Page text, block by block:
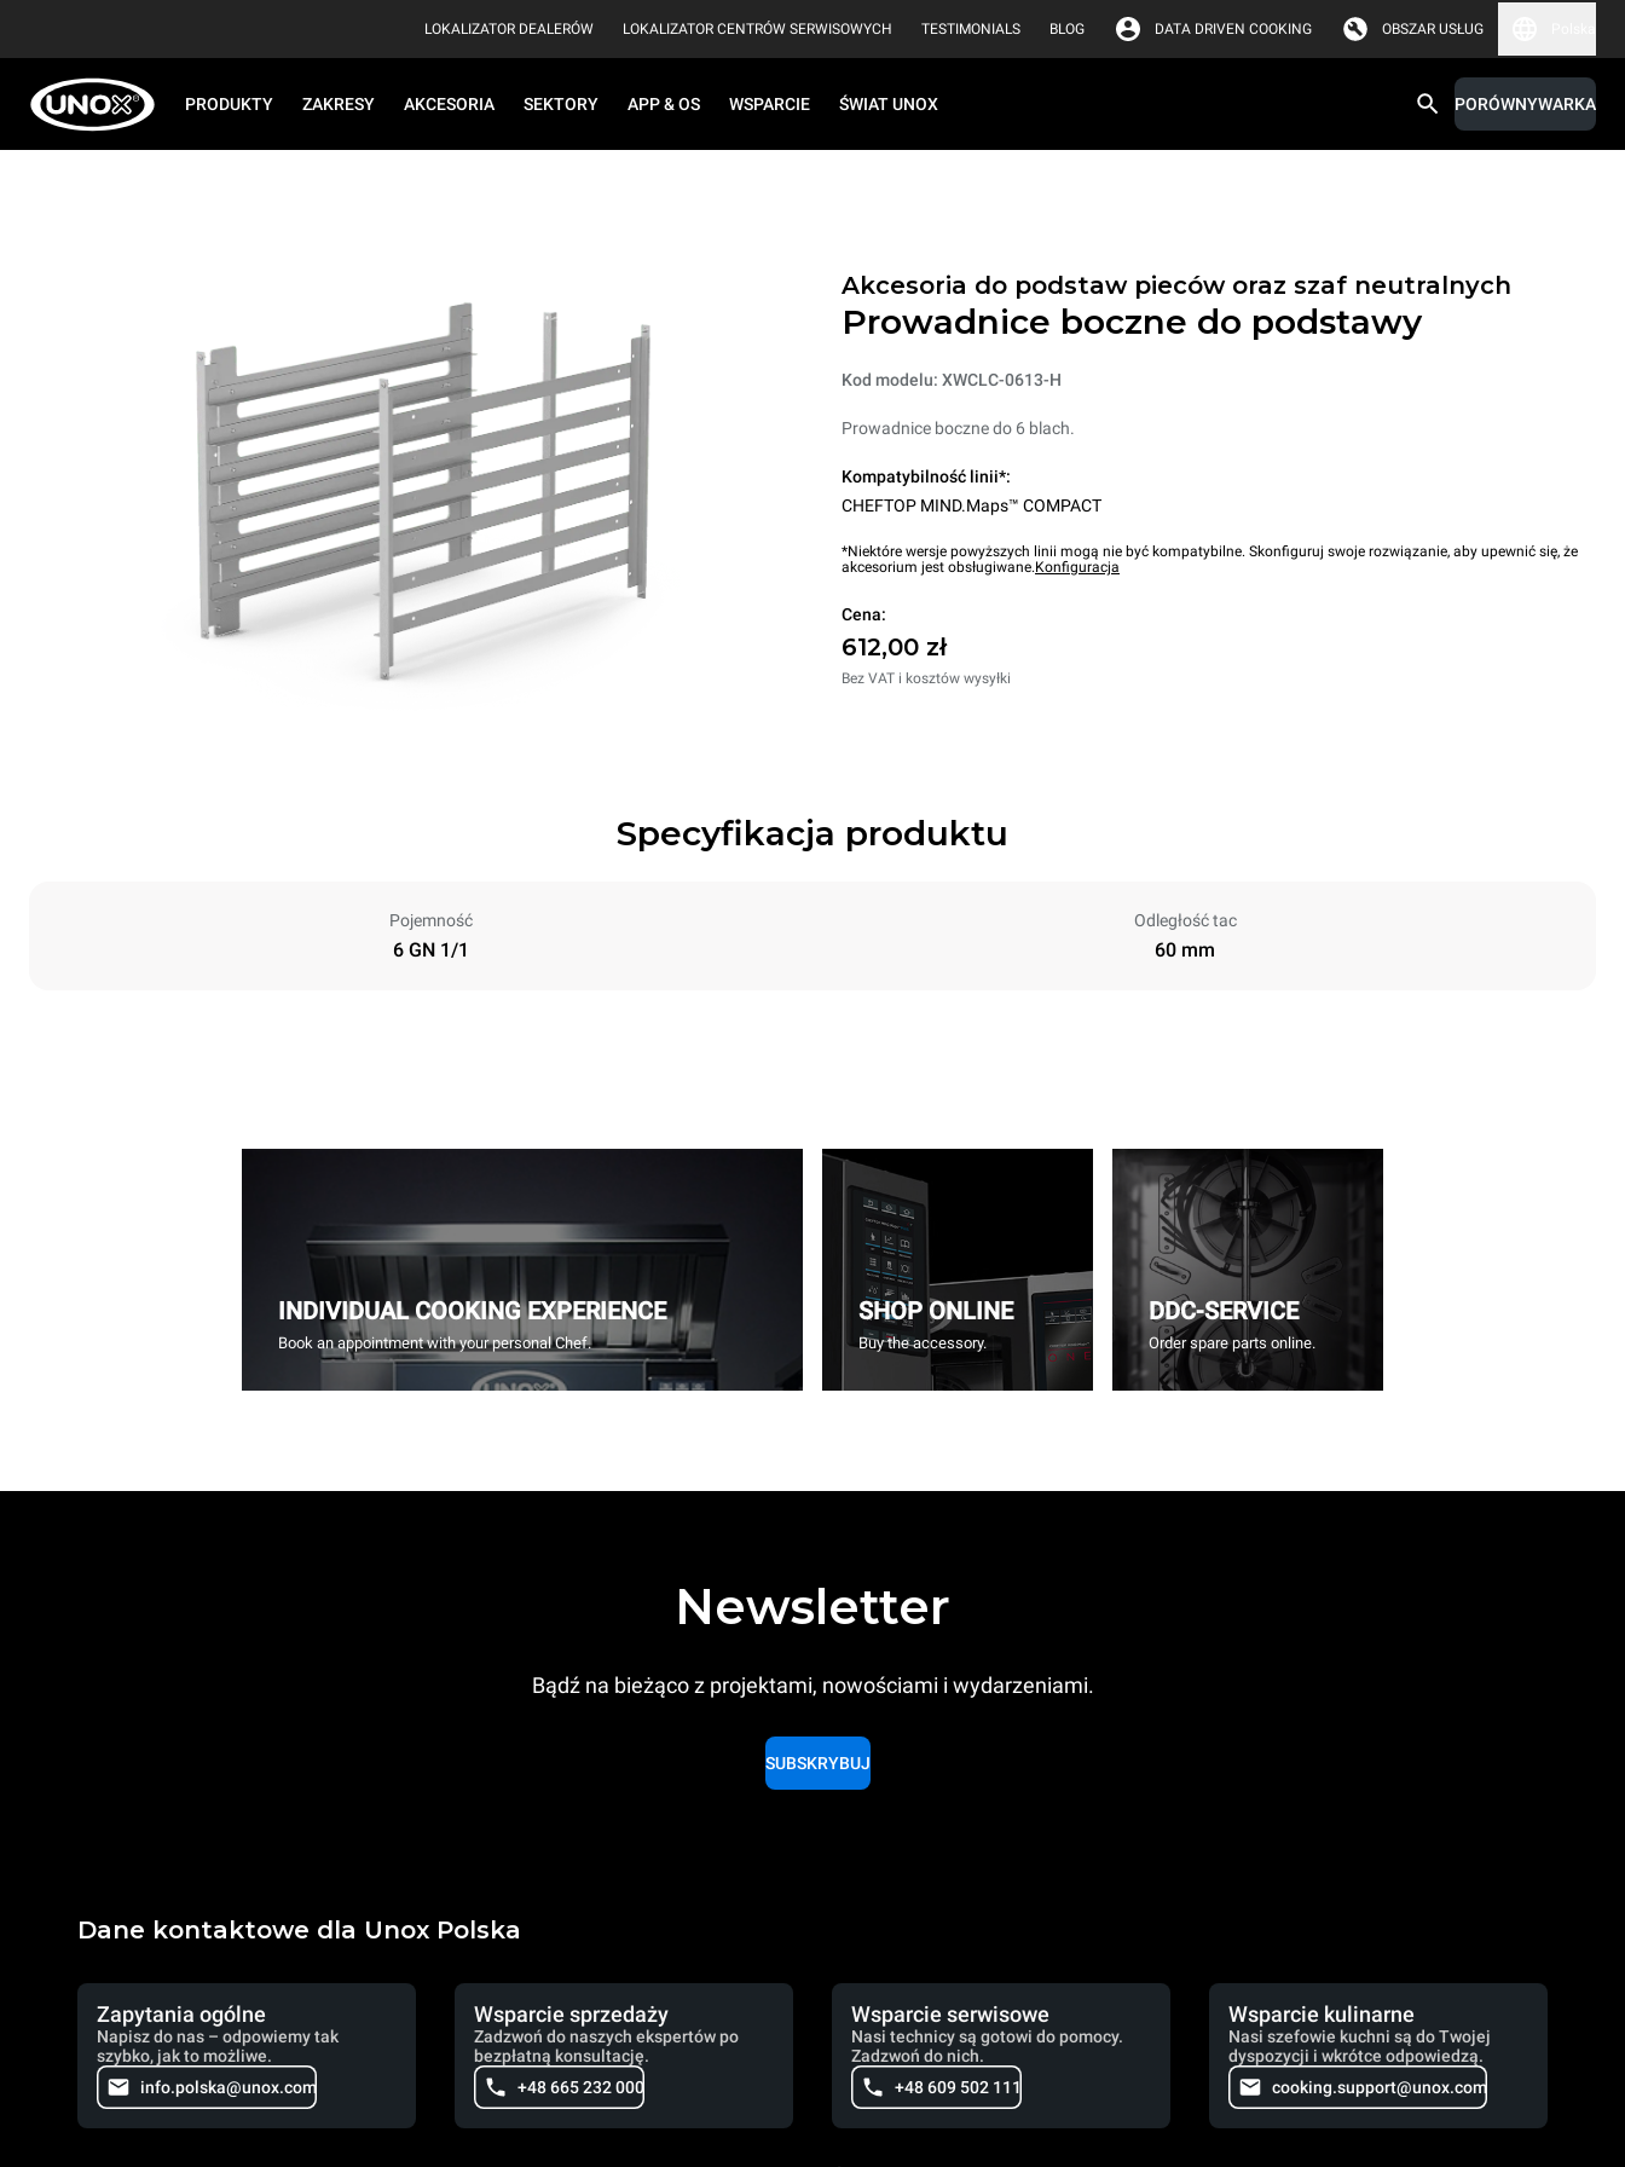
LOKALIZATOR DEALERÓW LOKALIZATOR CENTRÓW SERWISOWYCH TESTIMONIALS BLOG DATA DRIVEN COOKING OBSZAR USŁUG
PRODUKTY ZAKRESY AKCESORIA SEKTORY APP & OS WSPARCIE ŚWIAT UNOX PORÓWNYWARKA
Akcesoria do podstaw pieców oraz szaf neutralnych
Prowadnice boczne do podstawy
Kod modelu: XWCLC-0613-H
Prowadnice boczne do 6 blach.
Kompatybilność linii*:
CHEFTOP MIND.Maps™ COMPACT
*Niektóre wersje powyższych linii mogą nie być kompatybilne. Skonfiguruj swoje rozwiązanie, aby upewnić się, że
akcesorium jest obsługiwane.Konfiguracja
Cena:
612,00 zł
Bez VAT i kosztów wysyłki
Specyfikacja produktu
Pojemność
6 GN 1/1
Odległość tac
60 mm
INDIVIDUAL COOKING EXPERIENCE
Book an appointment with your personal Chef.
SHOP ONLINE
Buy the accessory.
DDC-SERVICE
Order spare parts online.
Newsletter
Bądź na bieżąco z projektami, nowościami i wydarzeniami.
SUBSKRYBUJ
Dane kontaktowe dla Unox Polska
Zapytania ogólne
Napisz do nas – odpowiemy tak
szybko, jak to możliwe.
info.polska@unox.com
Wsparcie sprzedaży
Zadzwoń do naszych ekspertów po
bezpłatną konsultację.
+48 665 232 000
Wsparcie serwisowe
Nasi technicy są gotowi do pomocy.
Zadzwoń do nich.
+48 609 502 111
Wsparcie kulinarne
Nasi szefowie kuchni są do Twojej
dyspozycji i wkrótce odpowiedzą.
cooking.support@unox.com